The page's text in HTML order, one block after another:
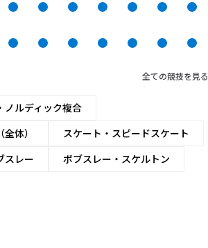
全ての競技を見る
ノルディック複合
体）
スケート・スピードスケート
スレー
ボブスレー・スケルトン